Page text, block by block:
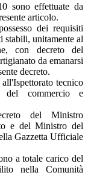
sono effettuate da
articolo.
dei requisiti
unitamente al
con decreto del
da emanarsi
decreto.
tecnico
del commercio e
del Ministro
e del Ministro del
Gazzetta Ufficiale
a totale carico del
nella Comunità